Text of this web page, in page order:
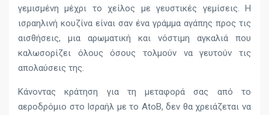
γεμισμένη μέχρι το χείλος με γευστικές γεμίσεις. Η
ισραηλινή κουζίνα είναι σαν ένα γράμμα αγάπης προς τις
αισθήσεις, μια αρωματική και νόστιμη αγκαλιά που
καλωσορίζει όλους όσους τολμούν να γευτούν τις
απολαύσεις της.
Κάνοντας κράτηση για τη μεταφορά σας από το
αεροδρόμιο στο Ισραήλ με το AtoB, δεν θα χρειάζεται να